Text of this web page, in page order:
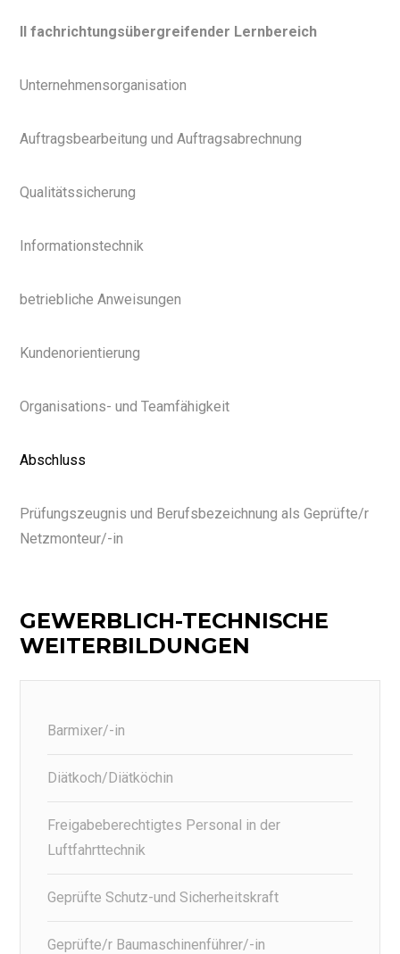
II fachrichtungsübergreifender Lernbereich
Unternehmensorganisation
Auftragsbearbeitung und Auftragsabrechnung
Qualitätssicherung
Informationstechnik
betriebliche Anweisungen
Kundenorientierung
Organisations- und Teamfähigkeit
Abschluss
Prüfungszeugnis und Berufsbezeichnung als Geprüfte/r
Netzmonteur/-in
GEWERBLICH-TECHNISCHE
WEITERBILDUNGEN
Barmixer/-in
Diätkoch/Diätköchin
Freigabeberechtigtes Personal in der
Luftfahrttechnik
Geprüfte Schutz-und Sicherheitskraft
Geprüfte/r Baumaschinenführer/-in